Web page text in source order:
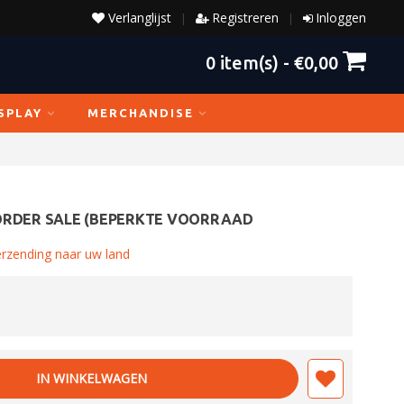
Inloggen
|
Registreren
|
Verlanglijst
0 item(s) - €0,00
MERCHANDISE
SALE (BEPERKTE VOORRAAD
naar uw land
IN WINKELWAGEN